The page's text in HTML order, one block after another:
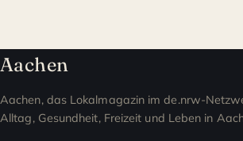
Aachen
Aachen, das Lokalmagazin im de.nrw-
Alltag, Gesundheit, Freizeit und Leben in